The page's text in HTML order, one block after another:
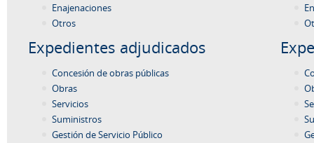
Enajenaciones
Otros
Expedientes adjudicados
Concesión de obras públicas
Obras
Servicios
Suministros
Gestión de Servicio Público